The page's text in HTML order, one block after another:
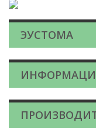
ЭУСТОМА